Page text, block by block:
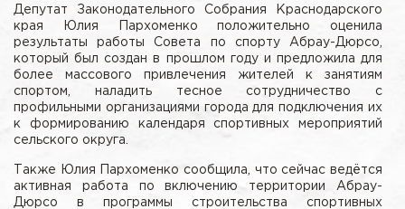
Депутат Законодательного Собрания Краснодарского
края Юлия Пархоменко положительно оценила
результаты работы Совета по спорту Абрау-Дюрсо,
который был создан в прошлом году и предложила для
более массового привлечения жителей к занятиям
спортом, наладить тесное сотрудничество с
профильными организациями города для подключения их
к формированию календаря спортивных мероприятий
сельского округа.
Также Юлия Пархоменко сообщила, что сейчас ведётся
активная работа по включению территории Абрау-
Дюрсо в программы строительства спортивных